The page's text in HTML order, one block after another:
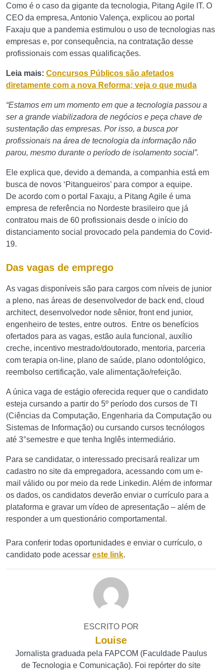
Como é o caso da gigante da tecnologia, Pitang Agile IT. O
CEO da empresa, Antonio Valença, explicou ao portal
Faxaju que a pandemia estimulou o uso de tecnologias nas
empresas e, por consequência, na contratação desse
profissionais com essas qualificações.
Leia mais: Concursos Públicos são afetados
diretamente com a nova Reforma; veja o que muda
“Estamos em um momento em que a tecnologia passou a
ser a grande viabilizadora de negócios e peça chave de
sustentação das empresas. Por isso, a busca por
profissionais na área de tecnologia da informação não
parou, mesmo durante o período de isolamento social”.
Ele explica que, devido a demanda, a companhia está em
busca de novos ‘Pitangueiros’ para compor a equipe.
De acordo com o portal Faxaju, a Pitang Agile é uma
empresa de referência no Nordeste brasileiro que já
contratou mais de 60 profissionais desde o início do
distanciamento social provocado pela pandemia do Covid-
19.
Das vagas de emprego
As vagas disponíveis são para cargos com níveis de junior
a pleno, nas áreas de desenvolvedor de back end, cloud
architect, desenvolvedor node sênior, front end junior,
engenheiro de testes, entre outros. Entre os benefícios
ofertados para as vagas, estão aula funcional, auxílio
creche, incentivo mestrado/doutorado, mentoria, parceria
com terapia on-line, plano de saúde, plano odontológico,
reembolso certificação, vale alimentação/refeição.
A única vaga de estágio oferecida requer que o candidato
esteja cursando a partir do 5º período dos cursos de TI
(Ciências da Computação, Engenharia da Computação ou
Sistemas de Informação) ou cursando cursos tecnólogos
até 3°semestre e que tenha Inglês intermediário.
Para se candidatar, o interessado precisará realizar um
cadastro no site da empregadora, acessando com um e-
mail válido ou por meio da rede Linkedin. Além de informar
os dados, os candidatos deverão enviar o currículo para a
plataforma e gravar um vídeo de apresentação – além de
responder a um questionário comportamental.
Para conferir todas oportunidades e enviar o currículo, o
candidato pode acessar este link.
ESCRITO POR
Louise
Jornalista graduada pela FAPCOM (Faculdade Paulus
de Tecnologia e Comunicação). Foi repórter do site